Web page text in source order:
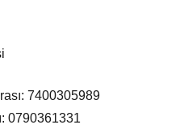
7400305989
0790361331